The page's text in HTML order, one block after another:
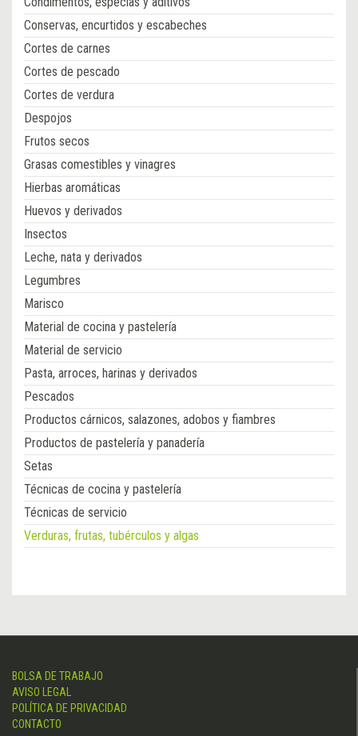
Conservas, encurtidos y escabeches
Cortes de carnes
Cortes de pescado
Cortes de verdura
Despojos
Frutos secos
Grasas comestibles y vinagres
Hierbas aromáticas
Huevos y derivados
Insectos
Leche, nata y derivados
Legumbres
Marisco
Material de cocina y pastelería
Material de servicio
Pasta, arroces, harinas y derivados
Pescados
Productos cárnicos, salazones, adobos y fiambres
Productos de pastelería y panadería
Setas
Técnicas de cocina y pastelería
Técnicas de servicio
Verduras, frutas, tubérculos y algas
BOLSA DE TRABAJO
AVISO LEGAL
POLÍTICA DE PRIVACIDAD
CONTACTO